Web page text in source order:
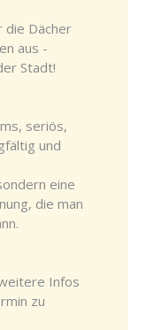
die Dächer
aus -
Stadt!
seriös,
und
eine
die man
Infos
zu